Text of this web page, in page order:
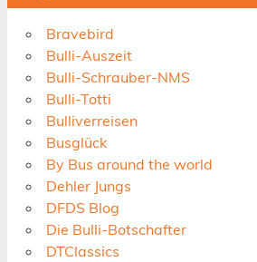
Bravebird
Bulli-Auszeit
Bulli-Schrauber-NMS
Bulli-Totti
Bulliverreisen
Busglück
By Bus around the world
Dehler Jungs
DFDS Blog
Die Bulli-Botschafter
DTClassics